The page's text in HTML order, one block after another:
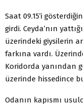
Saat 09.15’i
girdi. Ceyda’nın
üzerindeki giysilerin
farkına vardı.
Koridorda yanından
üzerinde hissedince
Odanın kapısmı